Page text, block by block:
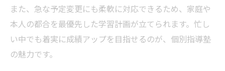
また、急な予定変更にも柔軟に対応できるため、家庭や
本人の都合を最優先した学習計画が立てられます。忙し
い中でも着実に成績アップを目指せるのが、個別指導塾
の魅力です。